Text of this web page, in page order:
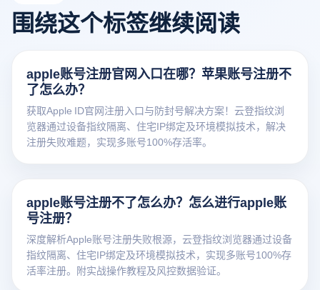
围绕这个标签继续阅读
apple账号注册官网入口在哪？苹果账号注册不
了怎么办？
获取Apple ID官网注册入口与防封号解决方案！云登指纹浏
览器通过设备指纹隔离、住宅IP绑定及环境模拟技术，解决
注册失败难题，实现多账号100%存活率。
apple账号注册不了怎么办？怎么进行apple账
号注册？
深度解析Apple账号注册失败根源，云登指纹浏览器通过设备
指纹隔离、住宅IP绑定及环境模拟技术，实现多账号100%存
活率注册。附实战操作教程及风控数据验证。